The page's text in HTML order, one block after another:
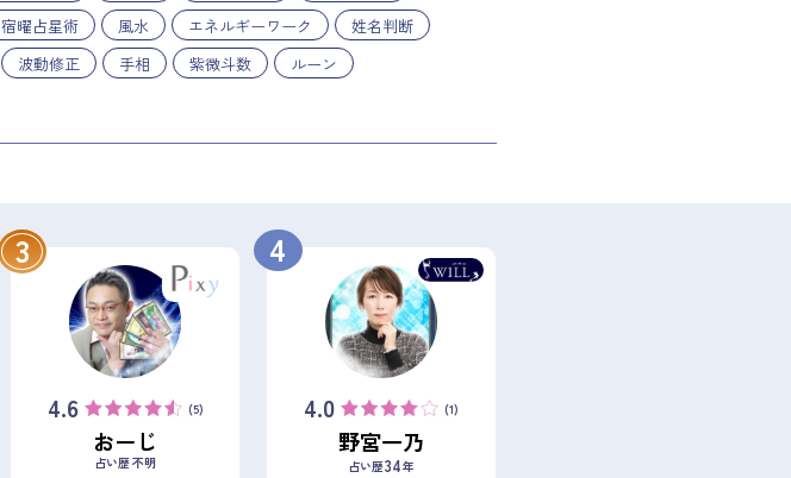
宿曜占星術 風水 エネルギーワーク
姓名判断
波動修正 手相 紫微斗数
ルーン
3
4.6 (5)
おーじ
占い歴 不明
4
4.0 (1)
野宮一乃
占い歴34年